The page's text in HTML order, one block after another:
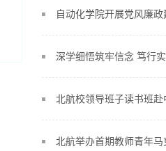
自动化学院开展党风廉
深学细悟筑牢信念 笃行
北航校领导班子读书班
北航举办首期教师青年